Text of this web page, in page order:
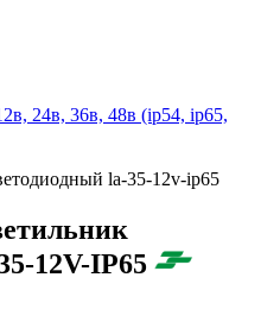
24в, 36в, 48в (ip54, ip65,
la-35-12v-ip65
12V-IP65